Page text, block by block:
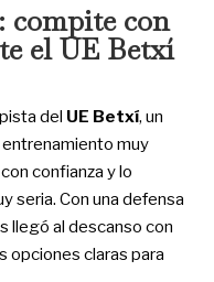
compite con
el UE Betxí
del UE Betxí, un
entrenamiento muy
confianza y lo
seria. Con una defensa
llegó al descanso con
opciones claras para